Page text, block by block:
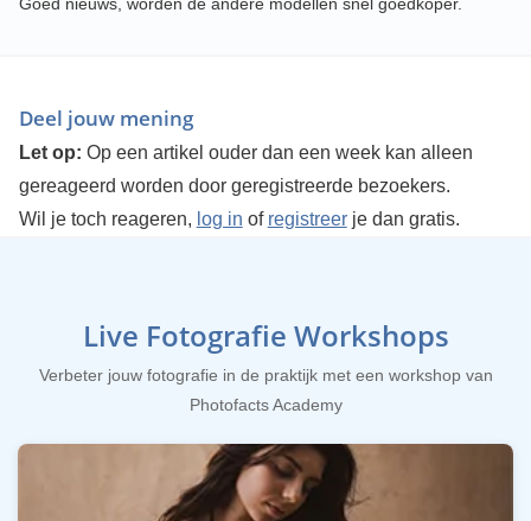
Deel jouw mening
Let op: Op een artikel ouder dan een week kan alleen
gereageerd worden door geregistreerde bezoekers.
Wil je toch reageren, log in of registreerje dan gratis.
Live Fotografie Workshops
Verbeter jouw fotografie in de praktijk met een workshop van
Photofacts Academy